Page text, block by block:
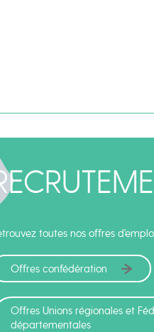
toutes nos offres
Offres confédération
Offres Unions régionales et
départementales